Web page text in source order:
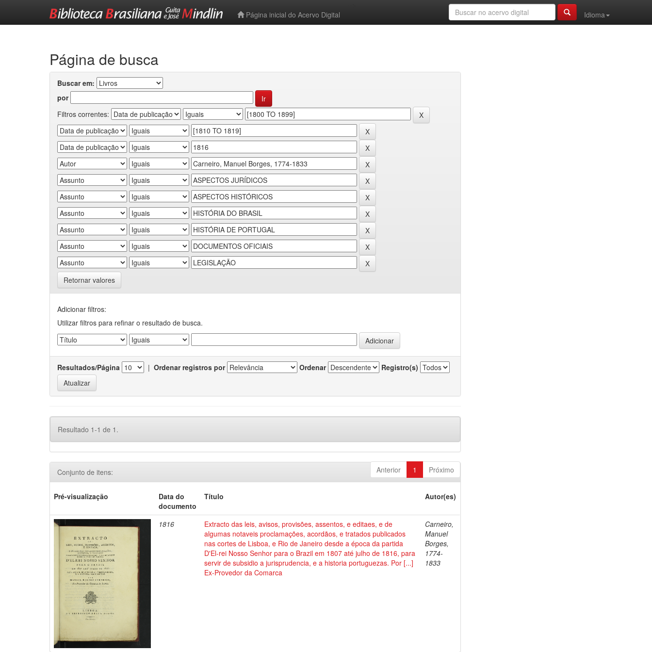
Página inicial do Acervo Digital
Idioma
Página de busca
Buscar em:
por
Filtros correntes:
Retornar valores
Adicionar filtros:
Utilizar filtros para refinar o resultado de busca.
Resultados/Página | Ordenar registros por Ordenar Registro(s)
Resultado 1-1 de 1.
Anterior 1 Próximo
Conjunto de itens:
Pré-visualização
Data do
documento
Título Autor(es)
1816
Extracto das leis, avisos, provisões, assentos, e editaes, e de
algumas notaveis proclamações, acordãos, e tratados publicados
nas cortes de Lisboa, e Rio de Janeiro desde a época da partida
D'El-rei Nosso Senhor para o Brazil em 1807 até julho de 1816, para
servir de subsidio a jurisprudencia, e a historia portuguezas. Por [...]
Ex-Provedor da Comarca
Carneiro,
Manuel
Borges,
1774-
1833